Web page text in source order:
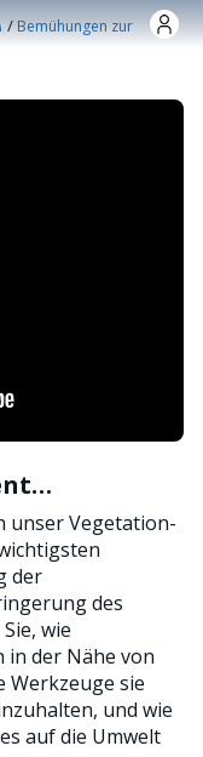
/Bemühungen zur
unser Vegetation-
der
des
wie
in der Nähe von
sie
und wie
auf die Umwelt